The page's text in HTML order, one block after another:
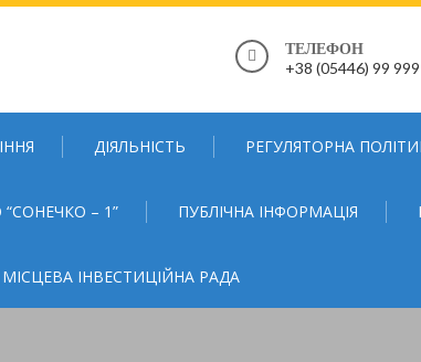
ТЕЛЕФОН
+38 (05446) 99 999
ДІЯЛЬНІСТЬ РЕГУЛЯТОРНА
– 1” ПУБЛІЧНА ІНФОРМАЦІЯ
МІСЦЕВА ІНВЕСТИЦІЙНА РАДА